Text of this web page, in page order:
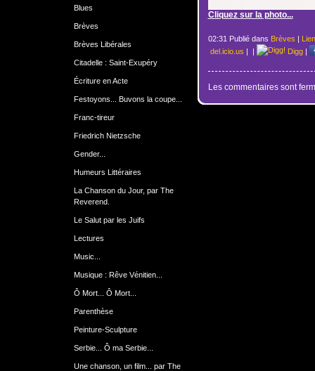
Blues
Brèves
Brèves Libérales
Citadelle : Saint-Exupéry
Écriture en Acte
Festoyons... Buvons la coupe...
Franc-tireur
Friedrich Nietzsche
Gender...
Humeurs Littéraires
La Chanson du Jour, par The
Reverend.
Le Salut par les Juifs
Lectures
Music...
Musique : Rêve Vénitien...
Ô Mort... Ô Mort...
Parenthèse
Peinture-Sculpture
Serbie... Ô ma Serbie...
Une chanson, un film... par The
Cliquez sur la photo...
02:31 Publié dans Brèves |
del.icio.us | | Digg|
Les commentaires sont